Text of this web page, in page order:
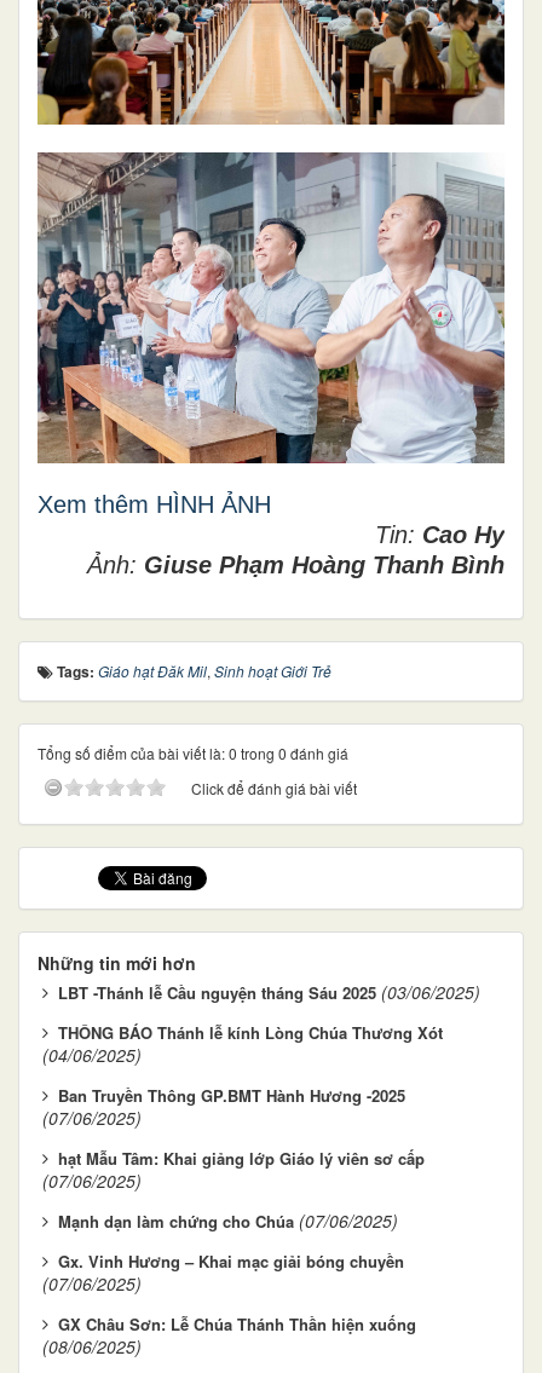
Xem thêm HÌNH ẢNH
Tin: Cao Hy
Ảnh: Giuse Phạm Hoàng Thanh Bình
Tags: Giáo hạt Đăk Mil, Sinh hoạt Giới Trẻ
Tổng số điểm của bài viết là: 0 trong 0 đánh giá
Click để đánh giá bài viết
Những tin mới hơn
LBT -Thánh lễ Cầu nguyện tháng Sáu 2025 (03/06/2025)
THÔNG BÁO Thánh lễ kính Lòng Chúa Thương Xót
(04/06/2025)
Ban Truyền Thông GP.BMT Hành Hương -2025
(07/06/2025)
hạt Mẫu Tâm: Khai giảng lớp Giáo lý viên sơ cấp
(07/06/2025)
Mạnh dạn làm chứng cho Chúa (07/06/2025)
Gx. Vinh Hương – Khai mạc giải bóng chuyền
(07/06/2025)
GX Châu Sơn: Lễ Chúa Thánh Thần hiện xuống
(08/06/2025)